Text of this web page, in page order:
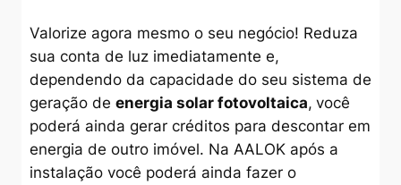
Valorize agora mesmo o seu negócio! Reduza
sua conta de luz imediatamente e,
dependendo da capacidade do seu sistema de
geração de energia solar fotovoltaica, você
poderá ainda gerar créditos para descontar em
energia de outro imóvel. Na AALOK após a
instalação você poderá ainda fazer o